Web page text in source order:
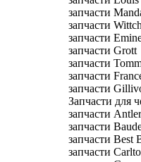
запчасти
запчасти
запчасти
запчасти Grott
запчасти
запчасти
запчасти
Запчасти для
запчасти Antler
запчасти
запчасти Best
запчасти